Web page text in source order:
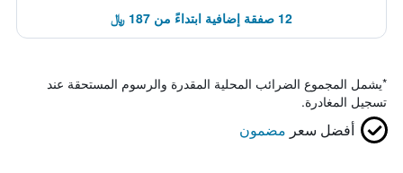
12 صفقة إضافية ابتداءً من 187 ﷼
*يشمل المجموع الضرائب المحلية المقدرة والرسوم المستحقة عند
تسجيل المغادرة.
أفضل سعر مضمون